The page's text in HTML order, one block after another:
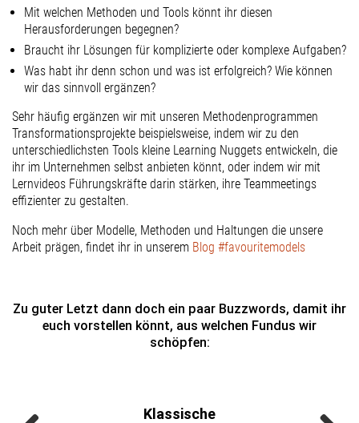
Mit welchen Methoden und Tools könnt ihr diesen
Herausforderungen begegnen?
Braucht ihr Lösungen für komplizierte oder komplexe Aufgaben?
Was habt ihr denn schon und was ist erfolgreich? Wie können
wir das sinnvoll ergänzen?
Sehr häufig ergänzen wir mit unseren Methodenprogrammen
Transformationsprojekte beispielsweise, indem wir zu den
unterschiedlichsten Tools kleine Learning Nuggets entwickeln, die
ihr im Unternehmen selbst anbieten könnt, oder indem wir mit
Lernvideos Führungskräfte darin stärken, ihre Teammeetings
effizienter zu gestalten.
Noch mehr über Modelle, Methoden und Haltungen die unsere
Arbeit prägen, findet ihr in unserem Blog #favouritemodels
Zu guter Letzt dann doch ein paar Buzzwords, damit ihr
euch vorstellen könnt, aus welchen Fundus wir
schöpfen:
Klassische